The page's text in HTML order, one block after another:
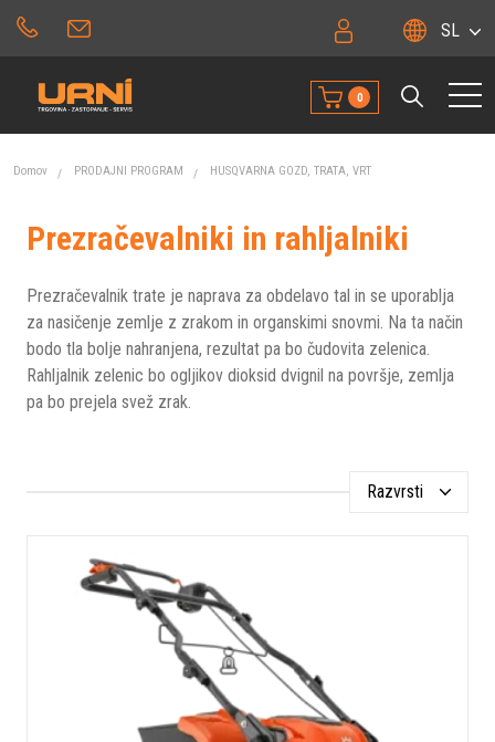
SL
0
Domov PRODAJNI PROGRAM HUSQVARNA GOZD, TRATA, VRT
Prezračevalniki in rahljalniki
Prezračevalnik trate je naprava za obdelavo tal in se uporablja
za nasičenje zemlje z zrakom in organskimi snovmi. Na ta način
bodo tla bolje nahranjena, rezultat pa bo čudovita zelenica.
Rahljalnik zelenic bo ogljikov dioksid dvignil na površje, zemlja
pa bo prejela svež zrak.
Razvrsti